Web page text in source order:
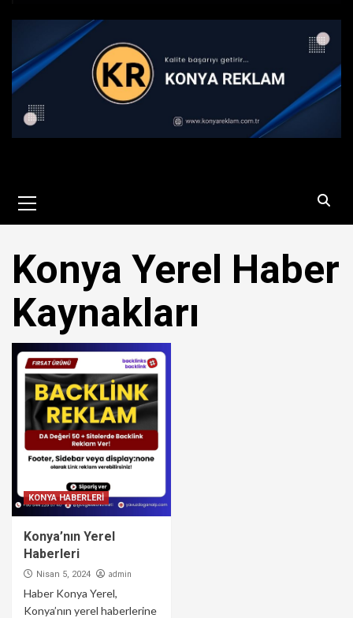
Menu
Konya Yerel Haber
Kaynakları
KONYA HABERLERİ
Konya’nın Yerel
Haberleri
Nisan 5, 2024 admin
Haber Konya Yerel,
Konya’nın yerel haberlerine